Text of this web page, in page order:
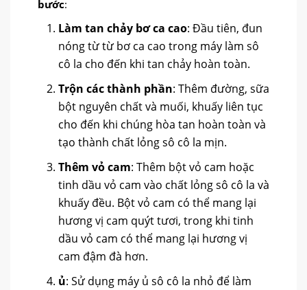
bước:
Làm tan chảy bơ ca cao: Đầu tiên, đun
nóng từ từ bơ ca cao trong máy làm sô
cô la cho đến khi tan chảy hoàn toàn.
Trộn các thành phần: Thêm đường, sữa
bột nguyên chất và muối, khuấy liên tục
cho đến khi chúng hòa tan hoàn toàn và
tạo thành chất lỏng sô cô la mịn.
Thêm vỏ cam: Thêm bột vỏ cam hoặc
tinh dầu vỏ cam vào chất lỏng sô cô la và
khuấy đều. Bột vỏ cam có thể mang lại
hương vị cam quýt tươi, trong khi tinh
dầu vỏ cam có thể mang lại hương vị
cam đậm đà hơn.
ủ: Sử dụng máy ủ sô cô la nhỏ để làm